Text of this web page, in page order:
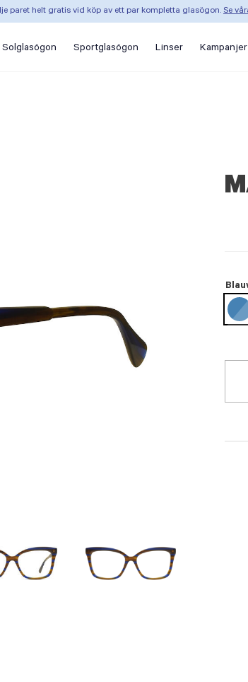
paret helt gratis vid köp av ett par kompletta glasögon. Se
Solglasögon Sportglasögon Linser Kampanjer